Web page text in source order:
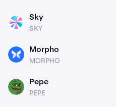
SKY Sky
SKY
MORPHO Morpho
MORPHO
PEPE Pepe
PEPE